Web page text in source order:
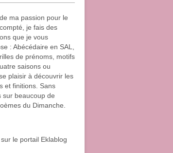
ma passion pour le
je fais des
que je vous
: Abécédaire en SAL,
de prénoms, motifs
saisons ou
plaisir à découvrir les
et finitions. Sans
sur beaucoup de
du Dimanche.
sur le portail Eklablog